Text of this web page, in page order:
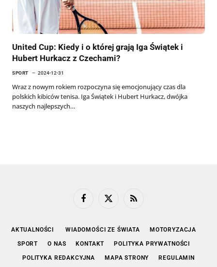
United Cup: Kiedy i o której grają Iga Świątek i
Hubert Hurkacz z Czechami?
SPORT 2024-12-31
Wraz z nowym rokiem rozpoczyna się emocjonujący czas dla
polskich kibiców tenisa. Iga Świątek i Hubert Hurkacz, dwójka
naszych najlepszych…
FacebookX
RSS
AKTUALNOŚCI WIADOMOŚCI ZE ŚWIATA MOTORYZACJA
SPORT O NAS KONTAKT POLITYKA PRYWATNOŚCI
POLITYKA REDAKCYJNA MAPA STRONY REGULAMIN